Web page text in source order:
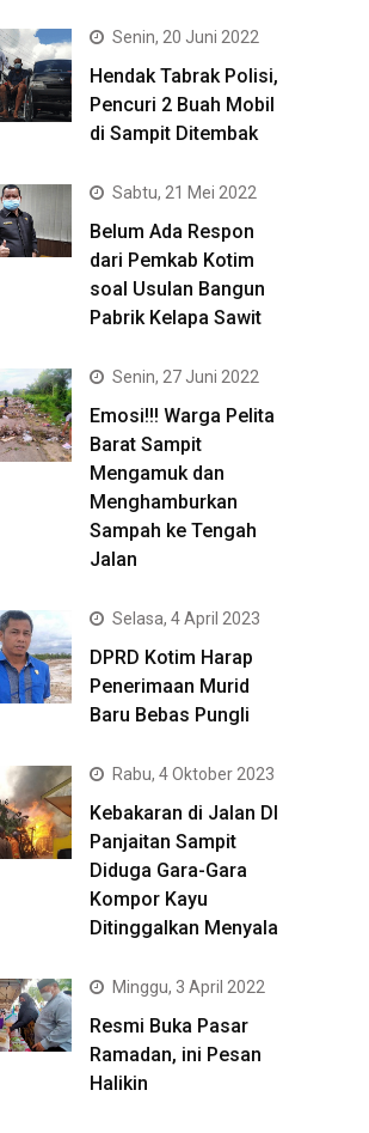
Senin, 20 Juni 2022
Hendak Tabrak Polisi,
Pencuri 2 Buah Mobil
di Sampit Ditembak
Sabtu, 21 Mei 2022
Belum Ada Respon
dari Pemkab Kotim
soal Usulan Bangun
Pabrik Kelapa Sawit
Senin, 27 Juni 2022
Emosi!!! Warga Pelita
Barat Sampit
Mengamuk dan
Menghamburkan
Sampah ke Tengah
Jalan
Selasa, 4 April 2023
DPRD Kotim Harap
Penerimaan Murid
Baru Bebas Pungli
Rabu, 4 Oktober 2023
Kebakaran di Jalan DI
Panjaitan Sampit
Diduga Gara-Gara
Kompor Kayu
Ditinggalkan Menyala
Minggu, 3 April 2022
Resmi Buka Pasar
Ramadan, ini Pesan
Halikin